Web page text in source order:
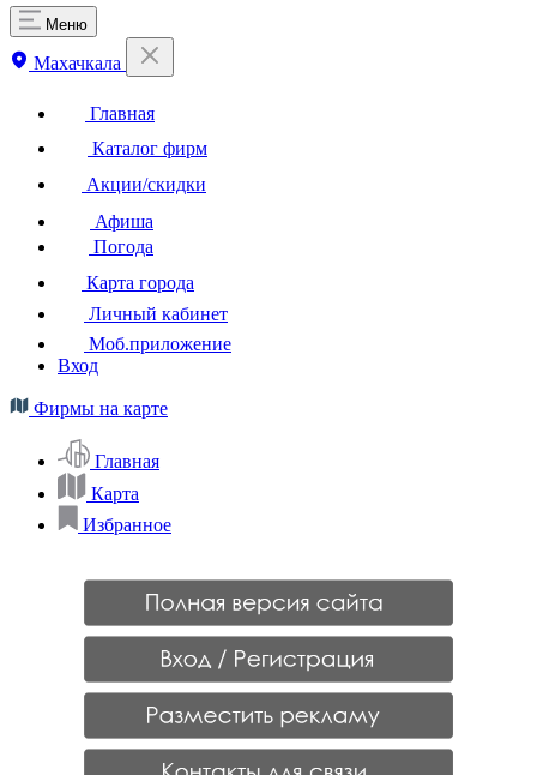
Меню
Махачкала
Главная
Каталог фирм
Акции/скидки
Афиша
Погода
Карта города
Личный кабинет
Моб.приложение
Вход
Фирмы на карте
Главная
Карта
Избранное